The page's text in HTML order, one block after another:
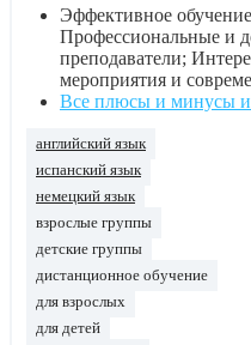
Эффективное
Профессиональные и
преподаватели;
мероприятия и
Все плюсы и минусы
английский язык
испанский язык
немецкий язык
взрослые группы
детские группы
дистанционное обучение
для взрослых
для детей